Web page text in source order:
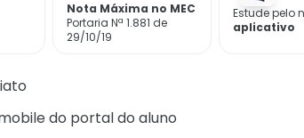
Nota Máxima no MEC
Portaria Nª 1.881 de
29/10/19
Estude pelo
aplicativo
do portal do aluno